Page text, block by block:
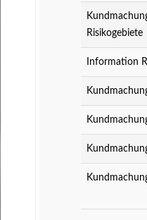
Risikogebiete
Information